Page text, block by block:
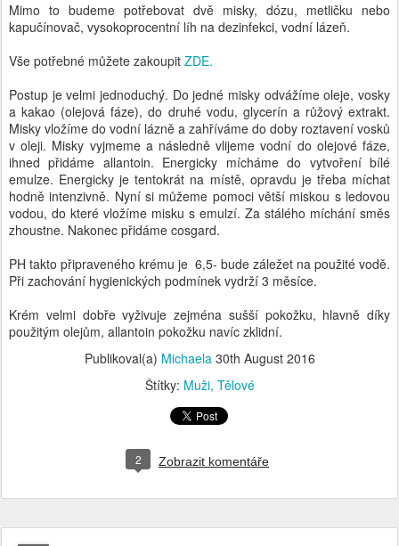
Mimo to budeme potřebovat dvě misky, dózu, metličku nebo
kapučínovač, vysokoprocentní líh na dezinfekci, vodní lázeň.
Vše potřebné můžete zakoupit ZDE.
Postup je velmi jednoduchý. Do jedné misky odvážíme oleje, vosky
a kakao (olejová fáze), do druhé vodu, glycerín a růžový extrakt.
Misky vložíme do vodní lázně a zahříváme do doby roztavení vosků
v oleji. Misky vyjmeme a následně vlijeme vodní do olejové fáze,
ihned přidáme allantoin. Energicky mícháme do vytvoření bílé
emulze. Energicky je tentokrát na místě, opravdu je třeba míchat
hodně intenzivně. Nyní si můžeme pomoci větší miskou s ledovou
vodou, do které vložíme misku s emulzí. Za stálého míchání směs
zhoustne. Nakonec přidáme cosgard.
PH takto připraveného krému je 6,5- bude záležet na použité vodě.
Při zachování hygienických podmínek vydrží 3 měsíce.
Krém velmi dobře vyživuje zejména sušší pokožku, hlavně díky
použitým olejům, allantoin pokožku navíc zklidní.
Publikoval(a) Michaela 30th August 2016
Štítky: Muži Tělové
2 Zobrazit komentáře